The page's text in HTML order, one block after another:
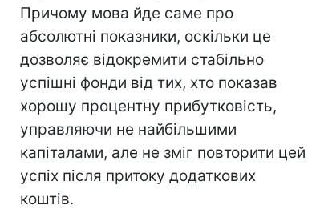
Причому мова йде саме про
абсолютні показники, оскільки це
дозволяє відокремити стабільно
успішні фонди від тих, хто показав
хорошу процентну прибутковість,
управляючи не найбільшими
капіталами, але не зміг повторити цей
успіх після притоку додаткових
коштів.